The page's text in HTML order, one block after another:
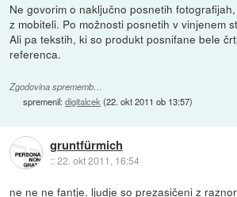
Ne govorim o naključno posnetih
z mobiteli. Po možnosti posnetih v vinjenem
Ali pa tekstih, ki so produkt posnifane bele
referenca.
Zgodovina sprememb…
spremenil:digitalcek(22. okt 2011 ob 13:57)
gruntfürmich
::22. okt 2011, 16:54
ne ne ne fantje. ljudje so prezasičeni z